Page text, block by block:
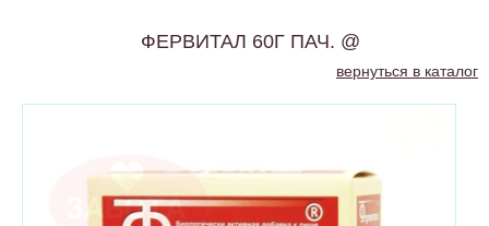
ФЕРВИТАЛ 60Г ПАЧ. @
вернуться в каталог